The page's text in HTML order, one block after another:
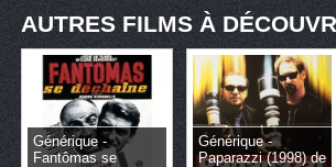
AUTRES FILMS À
Générique -
Fantômas se
Générique -
Paparazzi (1998) de